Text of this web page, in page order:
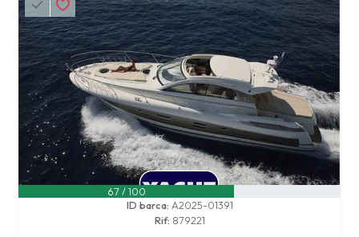
67 / 100
ID barca: A2025-01391
Rif: 879221